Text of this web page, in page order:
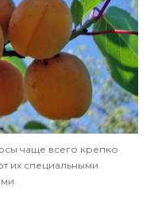
чаще всего крепко
их специальными